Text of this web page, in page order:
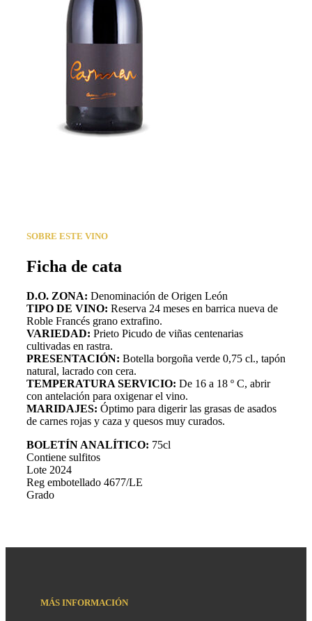
SOBRE ESTE VINO
Ficha de cata
D.O. ZONA: Denominación de Origen León
TIPO DE VINO: Reserva 24 meses en barrica nueva de
Roble Francés grano extrafino.
VARIEDAD: Prieto Picudo de viñas centenarias
cultivadas en rastra.
PRESENTACIÓN: Botella borgoña verde 0,75 cl., tapón
natural, lacrado con cera.
TEMPERATURA SERVICIO: De 16 a 18 º C, abrir
con antelación para oxigenar el vino.
MARIDAJES: Óptimo para digerir las grasas de asados
de carnes rojas y caza y quesos muy curados.
BOLETÍN ANALÍTICO: 75cl
Contiene sulfitos
Lote 2024
Reg embotellado 4677/LE
Grado
MÁS INFORMACIÓN